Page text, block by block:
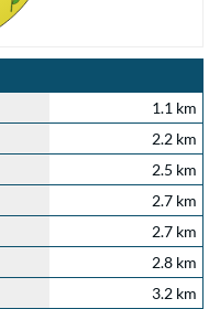
1.1 km
2.2 km
2.5 km
2.7 km
2.7 km
2.8 km
3.2 km